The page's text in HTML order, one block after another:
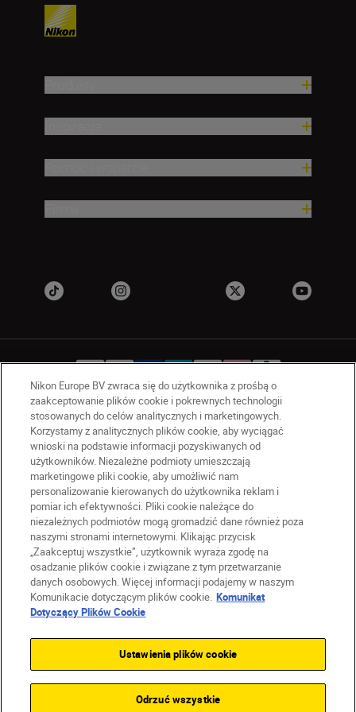
PL Nikon Sites
Skontaktuj się z nami
Oświadczenie dotyczące prywatności
Warunki użytkowania
Warunki korzystania z Nikon Store
Komunikat dotyczący plików cookie
Dostępność
Ustawienia plików cookie
© 2026 Nikon
Nikon Europe BV zwraca się do użytkownika z prośbą o
zaakceptowanie plików cookie i pokrewnych technologii
stosowanych do celów analitycznych i marketingowych.
Korzystamy z analitycznych plików cookie, aby wyciągać
wnioski na podstawie informacji pozyskiwanych od
użytkowników. Niezależne podmioty umieszczają
marketingowe pliki cookie, aby umożliwić nam
personalizowanie kierowanych do użytkownika reklam i
pomiar ich efektywności. Pliki cookie należące do
niezależnych podmiotów mogą gromadzić dane również poza
naszymi stronami internetowymi. Klikając przycisk
„Zaakceptuj wszystkie”, użytkownik wyraża zgodę na
osadzanie plików cookie i związane z tym przetwarzanie
danych osobowych. Więcej informacji podajemy w naszym
Komunikacie dotyczącym plików cookie. Komunikat
Dotyczący Plików Cookie
Ustawienia plików cookie
Odrzuć wszystkie